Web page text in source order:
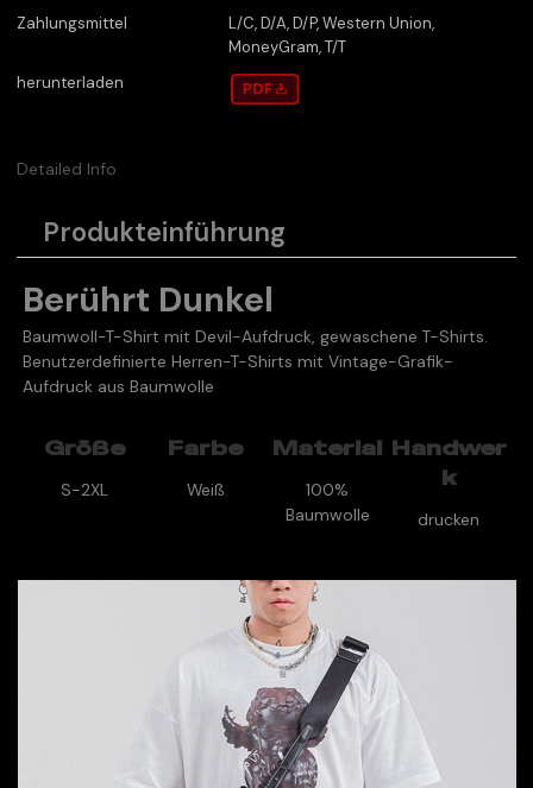
Zahlungsmittel
L/C, D/A, D/P, Western Union,
MoneyGram, T/T
herunterladen
Detailed Info
Produkteinführung
Berührt Dunkel
Baumwoll-T-Shirt mit Devil-Aufdruck, gewaschene T-Shirts.
Benutzerdefinierte Herren-T-Shirts mit Vintage-Grafik-
Aufdruck aus Baumwolle
Größe
S-2XL
Farbe
Weiß
Material
100%
Baumwolle
Handwer
k
drucken